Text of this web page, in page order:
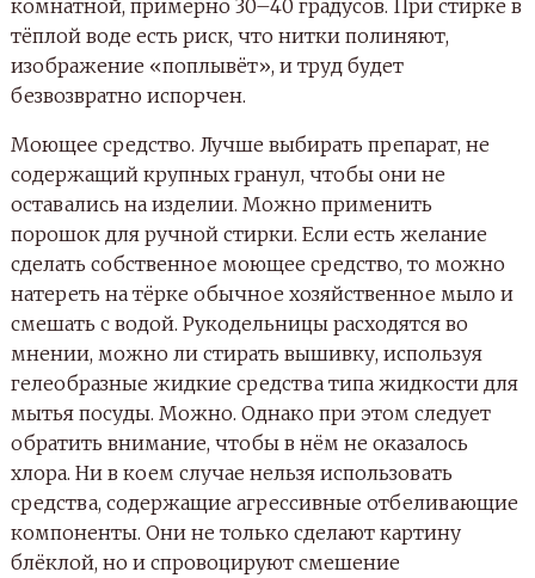
комнатной, примерно 30–40 градусов. При стирке в
тёплой воде есть риск, что нитки полиняют,
изображение «поплывёт», и труд будет
безвозвратно испорчен.
Моющее средство. Лучше выбирать препарат, не
содержащий крупных гранул, чтобы они не
оставались на изделии. Можно применить
порошок для ручной стирки. Если есть желание
сделать собственное моющее средство, то можно
натереть на тёрке обычное хозяйственное мыло и
смешать с водой. Рукодельницы расходятся во
мнении, можно ли стирать вышивку, используя
гелеобразные жидкие средства типа жидкости для
мытья посуды. Можно. Однако при этом следует
обратить внимание, чтобы в нём не оказалось
хлора. Ни в коем случае нельзя использовать
средства, содержащие агрессивные отбеливающие
компоненты. Они не только сделают картину
блёклой, но и спровоцируют смешение